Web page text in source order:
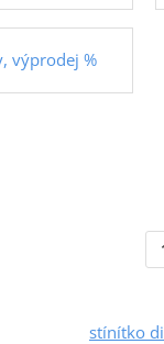
výprodej %
stínítko